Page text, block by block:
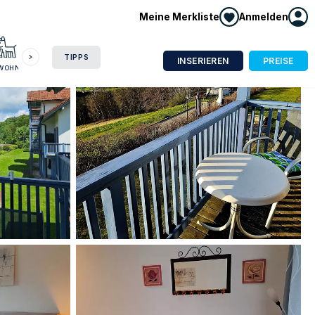
Meine Merkliste Anmelden
TIPPS INSERIEREN PREISE